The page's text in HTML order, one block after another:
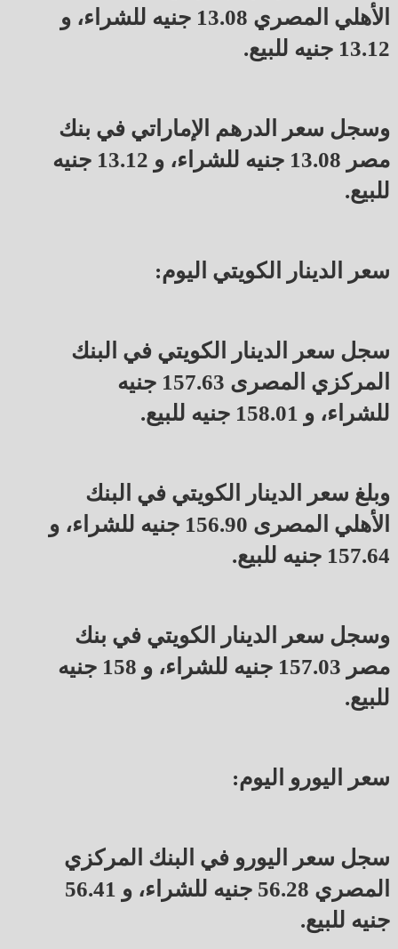
الأهلي المصري 13.08 جنيه للشراء، و
13.12 جنيه للبيع.
وسجل سعر الدرهم الإماراتي في بنك
مصر 13.08 جنيه للشراء، و 13.12 جنيه
للبيع.
سعر الدينار الكويتي اليوم:
سجل سعر الدينار الكويتي في البنك
المركزي المصرى 157.63 جنيه
للشراء، و 158.01 جنيه للبيع.
وبلغ سعر الدينار الكويتي في البنك
الأهلي المصرى 156.90 جنيه للشراء، و
157.64 جنيه للبيع.
وسجل سعر الدينار الكويتي في بنك
مصر 157.03 جنيه للشراء، و 158 جنيه
للبيع.
سعر اليورو اليوم:
سجل سعر اليورو في البنك المركزي
المصري 56.28 جنيه للشراء، و 56.41
جنيه للبيع.